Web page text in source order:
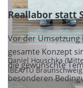
Daniel Houschka
IBEA/TU Braunschweig
Reallabor statt
Vor der
gesamte Konzept
die gewünschte
besonderen